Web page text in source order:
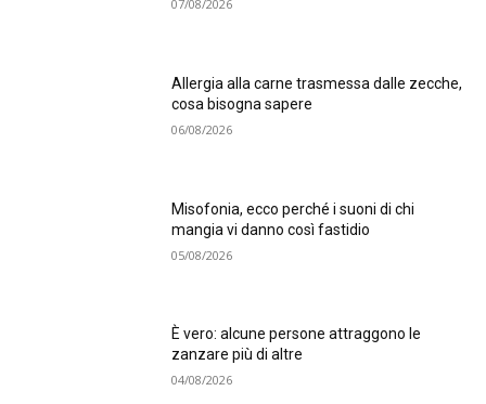
07/08/2026
Allergia alla carne trasmessa dalle zecche,
cosa bisogna sapere
06/08/2026
Misofonia, ecco perché i suoni di chi
mangia vi danno così fastidio
05/08/2026
È vero: alcune persone attraggono le
zanzare più di altre
04/08/2026